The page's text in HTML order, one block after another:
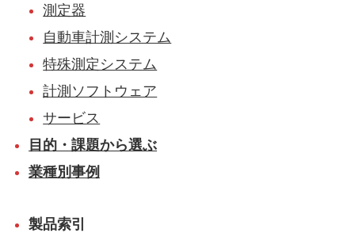
測定器
自動車計測システム
特殊測定システム
計測ソフトウェア
サービス
目的・課題から選ぶ
業種別事例
製品索引